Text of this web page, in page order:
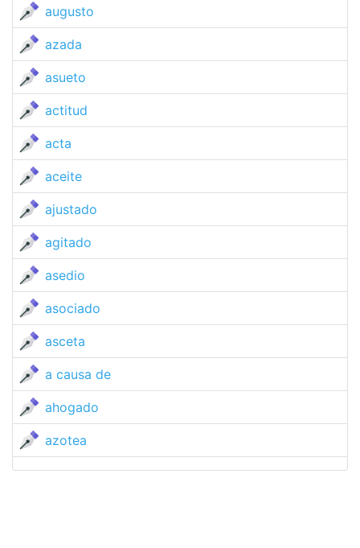
augusto
azada
asueto
actitud
acta
aceite
ajustado
agitado
asedio
asociado
asceta
a causa de
ahogado
azotea